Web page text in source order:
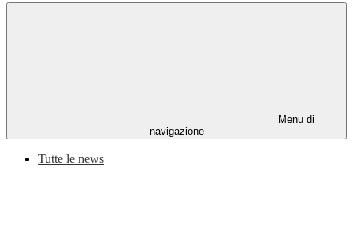
Menu di
navigazione
Tutte le news